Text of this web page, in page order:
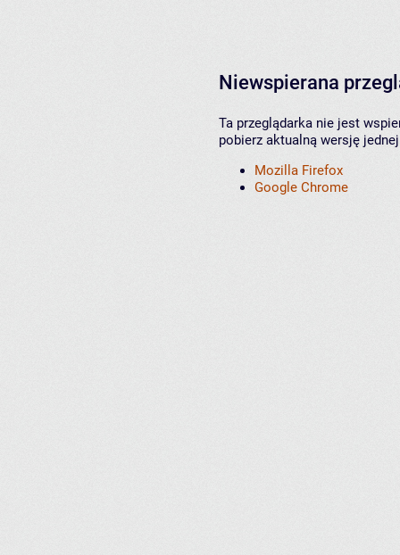
Niewspierana
Ta przeglądarka nie jest
pobierz aktualną wersję
Mozilla Firefox
Google Chrome